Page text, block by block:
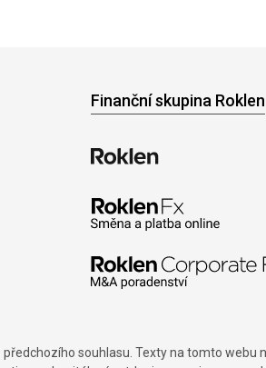
Finanční skupina Roklen
souhlasu. Texty na tomto webu